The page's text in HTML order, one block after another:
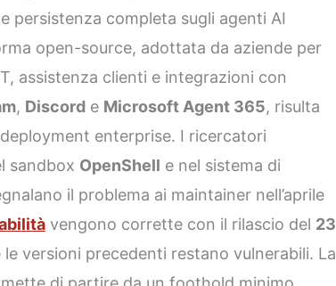
persistenza completa sugli agenti AI
open-source, adottata da aziende per
assistenza clienti e integrazioni con
, Discord e Microsoft Agent 365, risulta
enterprise. I ricercatori
sandbox OpenShell e nel sistema di
il problema ai maintainer nell’aprile
vengono corrette con il rilascio del 23
le versioni precedenti restano vulnerabili. La